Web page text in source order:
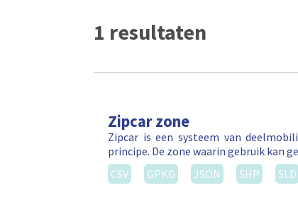
1 resultaten
Zipcar zone
Zipcar is een systeem van
principe. De zone waarin gebruik kan
CSV
GPKG JSON SHP SLD